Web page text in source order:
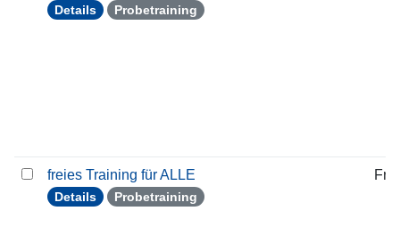
Details Probetraining
freies Training für ALLE
Details Probetraining